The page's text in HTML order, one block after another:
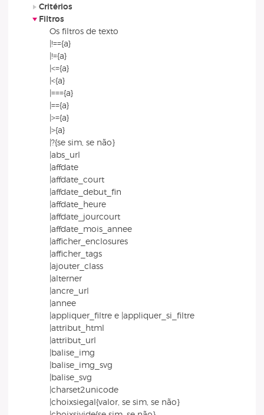
Critérios
Filtros
Os filtros de texto
|!=={a}
|!={a}
|<={a}
|<{a}
|==={a}
|=={a}
|>={a}
|>{a}
|?{se sim, se não}
|abs_url
|affdate
|affdate_court
|affdate_debut_fin
|affdate_heure
|affdate_jourcourt
|affdate_mois_annee
|afficher_enclosures
|afficher_tags
|ajouter_class
|alterner
|ancre_url
|annee
|appliquer_filtre e |appliquer_si_filtre
|attribut_html
|attribut_url
|balise_img
|balise_img_svg
|balise_svg
|charset2unicode
|choixsiegal{valor, se sim, se não}